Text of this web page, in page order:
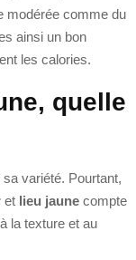
modérée comme du
ainsi un bon
les calories.
quelle
variété. Pourtant,
et lieu jaune compte
la texture et au